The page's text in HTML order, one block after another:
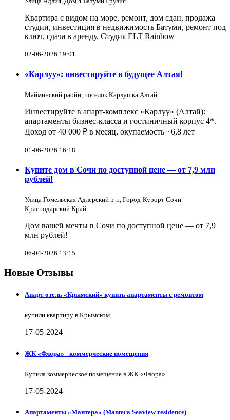
Квартира с видом на море, ремонт, дом сдан, продажа
студии, инвестиция в недвижимость Батуми, ремонт под
ключ, сдача в аренду, Студия ELT Rainbow
02-06-2026 19:01
«Карлуу»: инвестируйте в будущее Алтая!
Майминский раойн, посёлок Карлушка Алтай
Инвестируйте в апарт-комплекс «Карлуу» (Алтай):
апартаменты бизнес-класса и гостиничный корпус 4*.
Доход от 40 000 ₽ в месяц, окупаемость ~6,8 лет
01-06-2026 16:18
Купите дом в Сочи по доступной цене — от 7,9 млн
рублей!
Улица Гомельская Адлерский р-н, Город-Курорт Сочи
Краснодарский Край
Дом вашей мечты в Сочи по доступной цене — от 7,9
млн рублей!
06-04-2026 13:15
Новые Отзывы
Апарт-отель «Крымский» купить апартаменты с ремонтом
купили квартиру в Крымском
17-05-2024
ЖК «Флора» - коммерческие помещения
Купила коммерческое помещение в ЖК «Флора»
17-05-2024
Апартаменты «Мантера» (Mantera Seaview rеsidence)